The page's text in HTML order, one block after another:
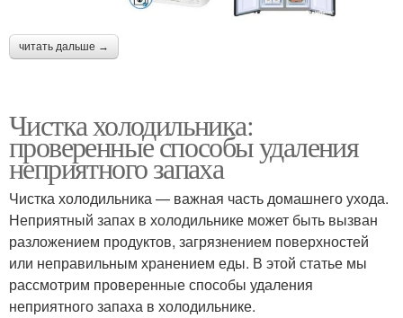
читать дальше →
Чистка холодильника:
проверенные способы удаления
неприятного запаха
Чистка холодильника — важная часть домашнего ухода.
Неприятный запах в холодильнике может быть вызван
разложением продуктов, загрязнением поверхностей
или неправильным хранением еды. В этой статье мы
рассмотрим проверенные способы удаления
неприятного запаха в холодильнике.